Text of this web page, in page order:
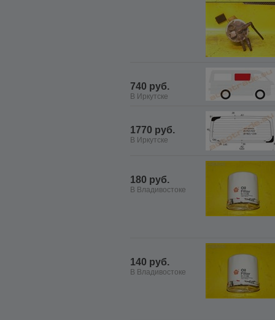
740 руб.
В Иркутске
1770 руб.
В Иркутске
180 руб.
В Владивостоке
140 руб.
В Владивостоке